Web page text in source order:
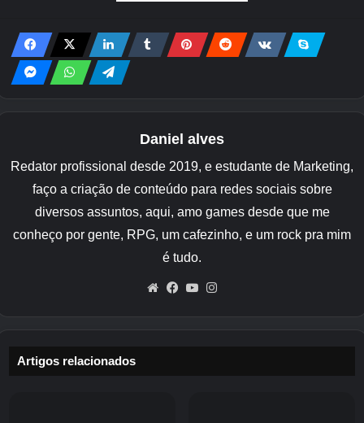
Daniel alves
Redator profissional desde 2019, e estudante de Marketing,
faço a criação de conteúdo para redes sociais sobre
diversos assuntos, aqui, amo games desde que me
conheço por gente, RPG, um cafezinho, e um rock pra mim
é tudo.
WebsiteFacebook
YouTube
Artigos relacionados